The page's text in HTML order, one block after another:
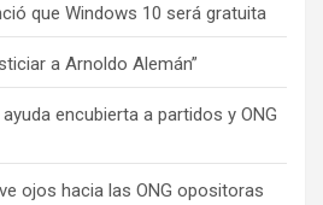
que Windows 10 será gratuita
a Arnoldo Alemán”
encubierta a partidos y ONG
ojos hacia las ONG opositoras